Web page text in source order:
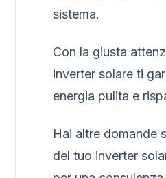
sistema.
Con la giusta
inverter solare ti
energia pulita e
Hai altre domande
del tuo inverter